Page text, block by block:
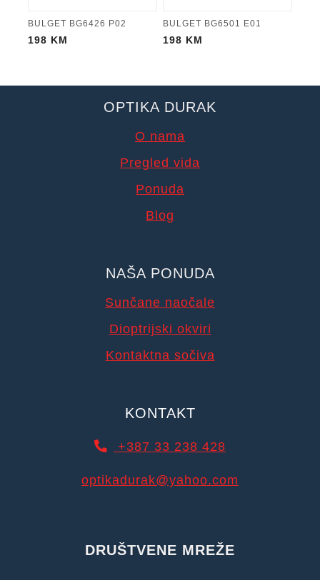
BULGET BG6426 P02
198 KM
BULGET BG6501 E01
198 KM
OPTIKA DURAK
O nama
Pregled vida
Ponuda
Blog
NAŠA PONUDA
Sunčane naočale
Dioptrijski okviri
Kontaktna sočiva
KONTAKT
+387 33 238 428
optikadurak@yahoo.com
DRUŠTVENE MREŽE